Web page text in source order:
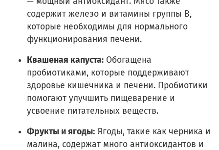
содержит железо и витамины группы B,
которые необходимы для нормального
функционирования печени.
Квашеная капуста: Обогащена
пробиотиками, которые поддерживают
здоровье кишечника и печени. Пробиотики
помогают улучшить пищеварение и
усвоение питательных веществ.
Фрукты и ягоды: Ягоды, такие как черника и
малина, содержат много антиоксидантов и